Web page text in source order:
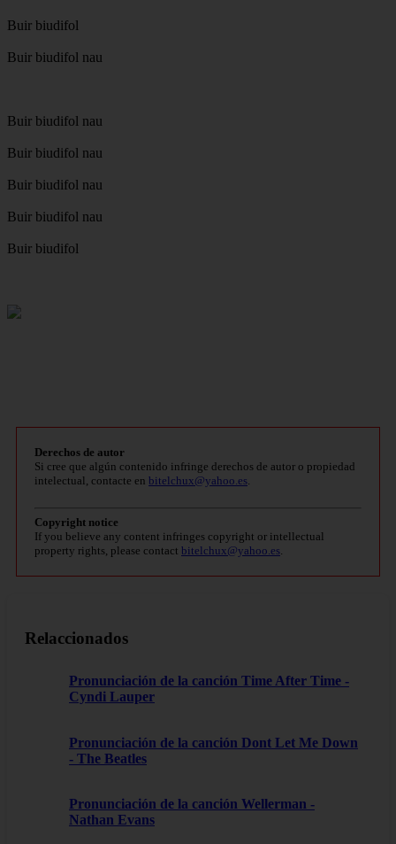
Buir biudifol
Buir biudifol nau
Buir biudifol nau
Buir biudifol nau
Buir biudifol nau
Buir biudifol nau
Buir biudifol
Derechos de autor
Si cree que algún contenido infringe derechos de autor o propiedad
intelectual, contacte en bitelchux@yahoo.es
Copyright notice
If you believe any content infringes copyright or intellectual
property rights, please contact bitelchux@yahoo.es
Relaccionados
Pronunciación de la canción Time After Time -
Cyndi Lauper
Pronunciación de la canción Dont Let Me Down
- The Beatles
Pronunciación de la canción Wellerman -
Nathan Evans